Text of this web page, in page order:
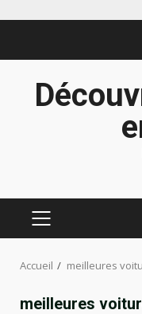
MENU
Accueil meilleures
meilleures